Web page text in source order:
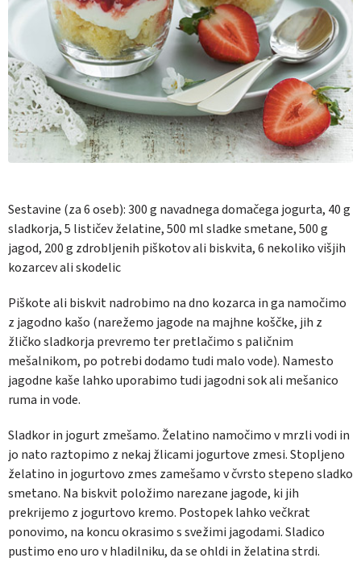
Sestavine (za 6 oseb):300 g navadnega domačega jogurta, 40 g
sladkorja, 5 lističev želatine, 500 ml sladke smetane,500 g
jagod, 200 g zdrobljenih piškotov ali biskvita, 6 nekoliko višjih
kozarcev ali skodelic
Piškote ali biskvit nadrobimo na dno kozarca in ga namočimo
z jagodno kašo (narežemo jagode na majhne koščke, jih z
žličko sladkorja prevremo ter pretlačimo s paličnim
mešalnikom, po potrebi dodamo tudi malo vode). Namesto
jagodne kaše lahko uporabimo tudi jagodni sok ali mešanico
ruma in vode.
Sladkor in jogurt zmešamo. Želatino namočimo v mrzli vodi in
jo nato raztopimo z nekaj žlicami jogurtove zmesi. Stopljeno
želatino in jogurtovo zmes zamešamo v čvrsto stepeno sladko
smetano. Na biskvit položimo narezane jagode, ki jih
prekrijemo z jogurtovo kremo. Postopek lahko večkrat
ponovimo, na koncu okrasimo s svežimi jagodami. Sladico
pustimo eno uro v hladilniku, da se ohldi in želatina strdi.